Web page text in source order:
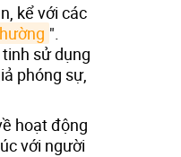
kể với các
".
sử dụng
phóng sự,
hoạt động
với người